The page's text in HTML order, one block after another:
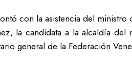
con la asistencia del
la candidata a la alcaldía del
general de la Federación